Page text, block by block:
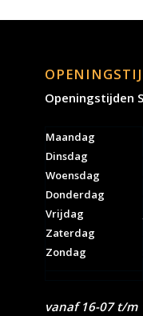
Openingstijden
Maandag
Dinsdag
Woensdag
Donderdag
Vrijdag
Zaterdag
Zondag
vanaf 16-07 t/m